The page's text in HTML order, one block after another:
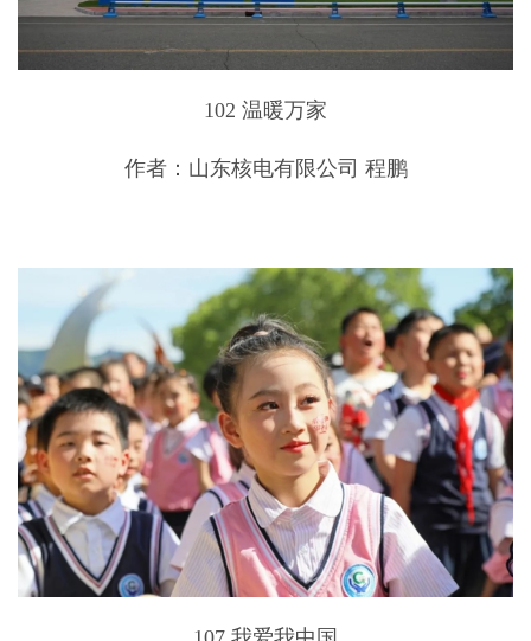
102 温暖万家
作者：山东核电有限公司 程鹏